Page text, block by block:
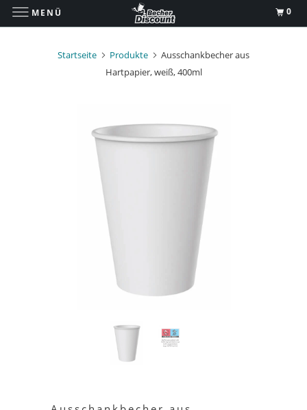
Startseite Produkte
Ausschankbecher aus
Hartpapier, weiß, 400ml
MENÜ 0